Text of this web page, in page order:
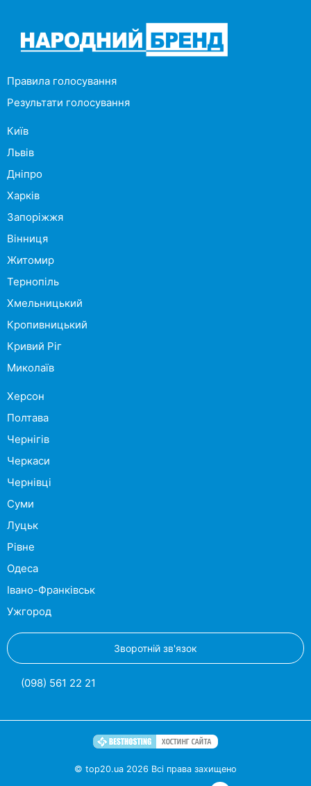
Правила голосування
Результати голосування
Київ
Львів
Дніпро
Харків
Запоріжжя
Вінниця
Житомир
Тернопіль
Хмельницький
Кропивницький
Кривий Ріг
Миколаїв
Херсон
Полтава
Чернігів
Черкаси
Чернівці
Суми
Луцьк
Рівне
Одеса
Івано-Франківськ
Ужгород
Зворотній зв'язок
(098) 561 22 21
© top20.ua 2026 Всі права захищено